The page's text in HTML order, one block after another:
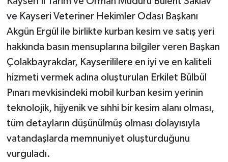
ve Kayseri Veteriner Hekimler Odası Başkanı
Akgün Ergül ile birlikte kurban kesim ve satış yeri
hakkında basın mensuplarına bilgiler veren Başkan
Çolakbayrakdar, Kayserililere en iyi ve en kaliteli
hizmeti vermek adına oluşturulan Erkilet Bülbül
Pınarı mevkisindeki mobil kurban kesim yerinin
teknolojik, hijyenik ve sıhhi bir kesim alanı olması,
tüm detayların düşünülmüş olması dolayısıyla
vatandaşlarda memnuniyet oluşturduğunu
vurguladı.